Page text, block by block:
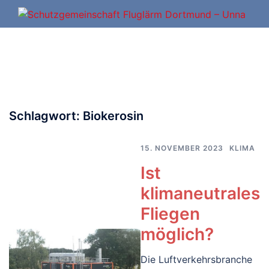
Zum
Schlagwort: Biokerosin
15. NOVEMBER 2023 KLIMA
Ist
klimaneutrales
Fliegen
möglich?
Die Luftverkehrsbranche